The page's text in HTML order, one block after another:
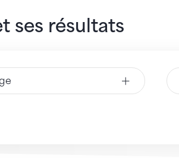
ses résultats